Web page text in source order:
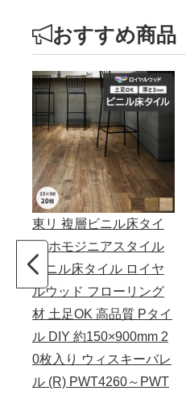
おすすめ商品
東リ 複層ビニル床タイ
ル ホモジニアスタイル
ビニル床タイル ロイヤ
ルウッド フローリング
材 土足OK 高品質 Pタイ
ル DIY 約150×900mm 2
0枚入り ウィスキーバレ
ル (R) PWT4260～PWT